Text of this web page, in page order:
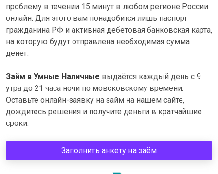
проблему в течении 15 минут в любом регионе России
онлайн. Для этого вам понадобится лишь паспорт
гражданина РФ и активная дебетовая банковская карта,
на которую будут отправлена необходимая сумма
денег.
Займ в Умные Наличные выдаётся каждый день с 9
утра до 21 часа ночи по мовсковскому времени.
Оставьте онлайн-заявку на займ на нашем сайте,
дождитесь решения и получите деньги в кратчайшие
сроки.
Заполнить анкету на заём